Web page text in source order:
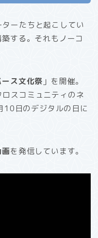
ーたちと起こしてい
する。それもノーコ
ース文化祭 」を開催。
スコミュニティのネ
10日のデジタルの日に
を発信しています。